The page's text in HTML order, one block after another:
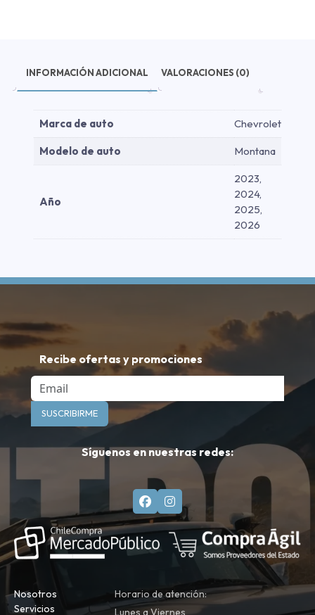
INFORMACIÓN ADICIONAL VALORACIONES (0)
Marca de auto Chevrolet
Modelo de auto Montana
Año
2023,
2024,
2025,
2026
Recibe ofertas y promociones
Email
SUSCRIBIRME
Síguenos en nuestras redes:
Nosotros
Servicios
Horario de atención:
Lunes a Viernes